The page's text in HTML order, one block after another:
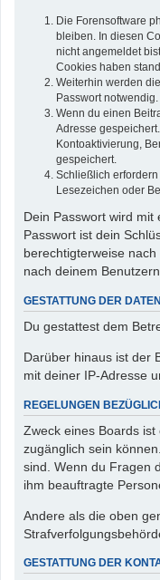
Die Forensoftware
bleiben. In diesen
nicht angemeldet
Cookies haben
Weiterhin werden
Passwort
Wenn du einen
Adresse
Kontoaktivierung,
gespeichert.
Schließlich
Lesezeichen oder
Dein Passwort wird
Passwort ist dein
berechtigterweise
nach deinem
GESTATTUNG DER
Du gestattest dem
Darüber hinaus ist der
mit deiner IP-Adresse
REGELUNGEN
Zweck eines Boards
zugänglich sein
sind. Wenn du Fragen
ihm beauftragte
Andere als die oben
GESTATTUNG DER